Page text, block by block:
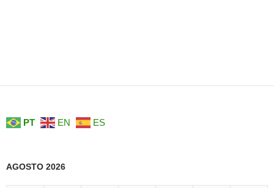
PT EN ES
AGOSTO 2026